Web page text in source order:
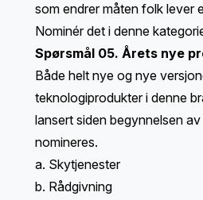
som endrer måten folk lever
Nominér det i denne
Spørsmål 05. Årets nye
Både helt nye og nye
teknologiprodukter i denne
lansert siden begynnelsen
nomineres.
a. Skytjenester
b. Rådgivning